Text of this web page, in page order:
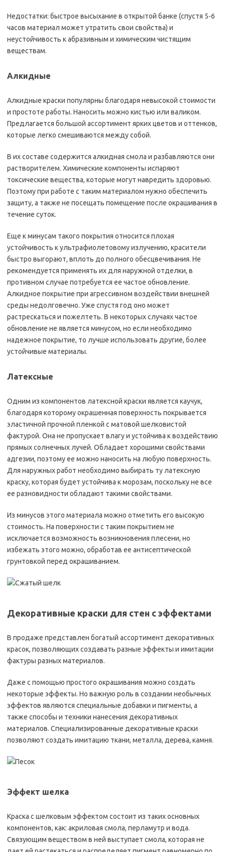
Недостатки: быстрое высыхание в открытой банке (спустя 5-6
часов материал может утратить свои свойства) и
неустойчивость к абразивным и химическим чистящим
веществам.
Алкидные
Алкидные краски популярны благодаря невысокой стоимости
и простоте работы. Наносить можно кистью или валиком.
Предлагается большой ассортимент ярких цветов и оттенков,
которые легко смешиваются между собой.
В их составе содержится алкидная смола и разбавляются они
растворителем. Химические компоненты испаряют
токсические вещества, которые могут навредить здоровью.
Поэтому при работе с таким материалом нужно обеспечить
защиту, а также не посещать помещение после окрашивания в
течение суток.
Еще к минусам такого покрытия относится плохая
устойчивость к ультрафиолетовому излучению, красители
быстро выгорают, вплоть до полного обесцвечивания. Не
рекомендуется применять их для наружной отделки, в
противном случае потребуется ее частое обновление.
Алкидное покрытие при агрессивном воздействии внешней
среды недолговечно. Уже спустя год оно может
растрескаться и пожелтеть. В некоторых случаях частое
обновление не является минусом, но если необходимо
надежное покрытие, то лучше использовать другие, более
устойчивые материалы.
Латексные
Одним из компонентов латексной краски является каучук,
благодаря которому окрашенная поверхность покрывается
эластичной прочной пленкой с матовой шелковистой
фактурой. Она не пропускает влагу и устойчива к воздействию
прямых солнечных лучей. Обладает хорошими свойствами
адгезии, поэтому ее можно наносить на любую поверхность.
Для наружных работ необходимо выбирать ту латексную
краску, которая будет устойчива к морозам, поскольку не все
ее разновидности обладают такими свойствами.
Из минусов этого материала можно отметить его высокую
стоимость. На поверхности с таким покрытием не
исключается возможность возникновения плесени, но
избежать этого можно, обработав ее антисептической
грунтовкой перед окрашиванием.
Декоративные краски для стен с эффектами
В продаже представлен богатый ассортимент декоративных
красок, позволяющих создавать разные эффекты и имитации
фактуры разных материалов.
Даже с помощью простого окрашивания можно создать
некоторые эффекты. Но важную роль в создании необычных
эффектов являются специальные добавки и пигменты, а
также способы и техники нанесения декоративных
материалов. Специализированные декоративные краски
позволяют создать имитацию ткани, металла, дерева, камня.
Эффект шелка
Краска с шелковым эффектом состоит из таких основных
компонентов, как: акриловая смола, перламутр и вода.
Связующим веществом в ней выступает смола, которая не